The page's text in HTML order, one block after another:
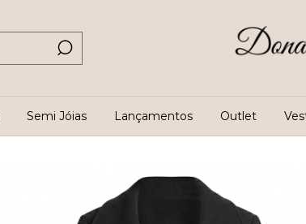
Semi Jóias Lançamentos Outlet